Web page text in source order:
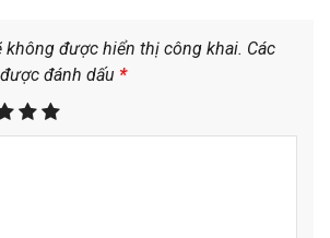
không được hiển thị công khai. Các
đánh dấu *